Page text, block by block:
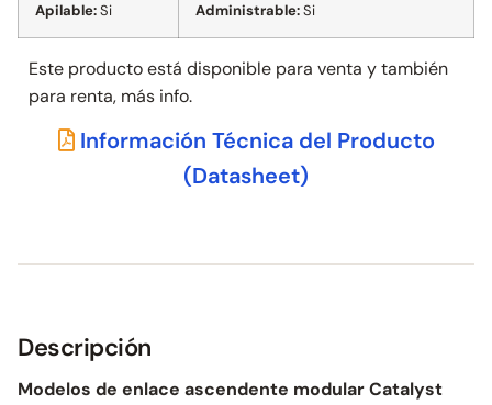
Apilable:Si Administrable:Si
Este producto está disponible para venta y también
para renta, más info.
Información Técnica del Producto
(Datasheet)
Descripción
Modelos de enlace ascendente modular Catalyst